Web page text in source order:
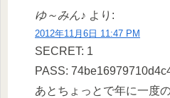
ゆ～みん♪ より:
2012年11月6日 11:47 PM
SECRET: 1
PASS:
あとちょっとで年に一度